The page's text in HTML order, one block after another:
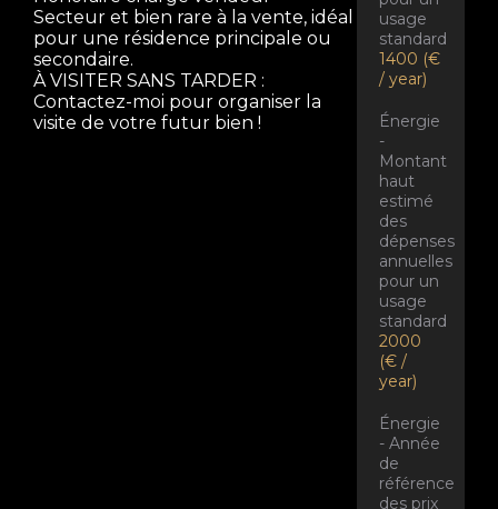
Secteur et bien rare à la vente, idéal
pour une résidence principale ou
secondaire.
À VISITER SANS TARDER :
Contactez-moi pour organiser la
visite de votre futur bien !
usage
standard
1400 (€
/ year)
Énergie
-
Montant
haut
estimé
des
dépenses
annuelles
pour un
usage
standard
2000
(€ /
year)
Énergie
- Année
de
référence
des prix